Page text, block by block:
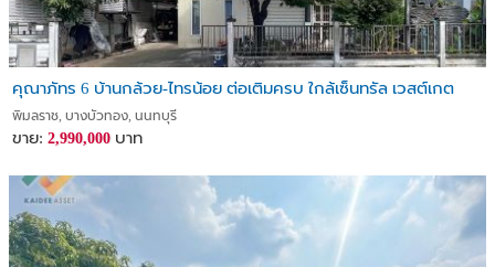
คุณาภัทร 6 บ้านกล้วย-ไทรน้อย ต่อเติมครบ ใกล้เซ็นทรัล เวสต์เกต
พิมลราช, บางบัวทอง, นนทบุรี
ขาย: 2,990,000 บาท